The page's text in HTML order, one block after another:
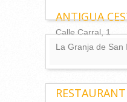
ANTIGUA
Calle Carral, 1
La Granja de San